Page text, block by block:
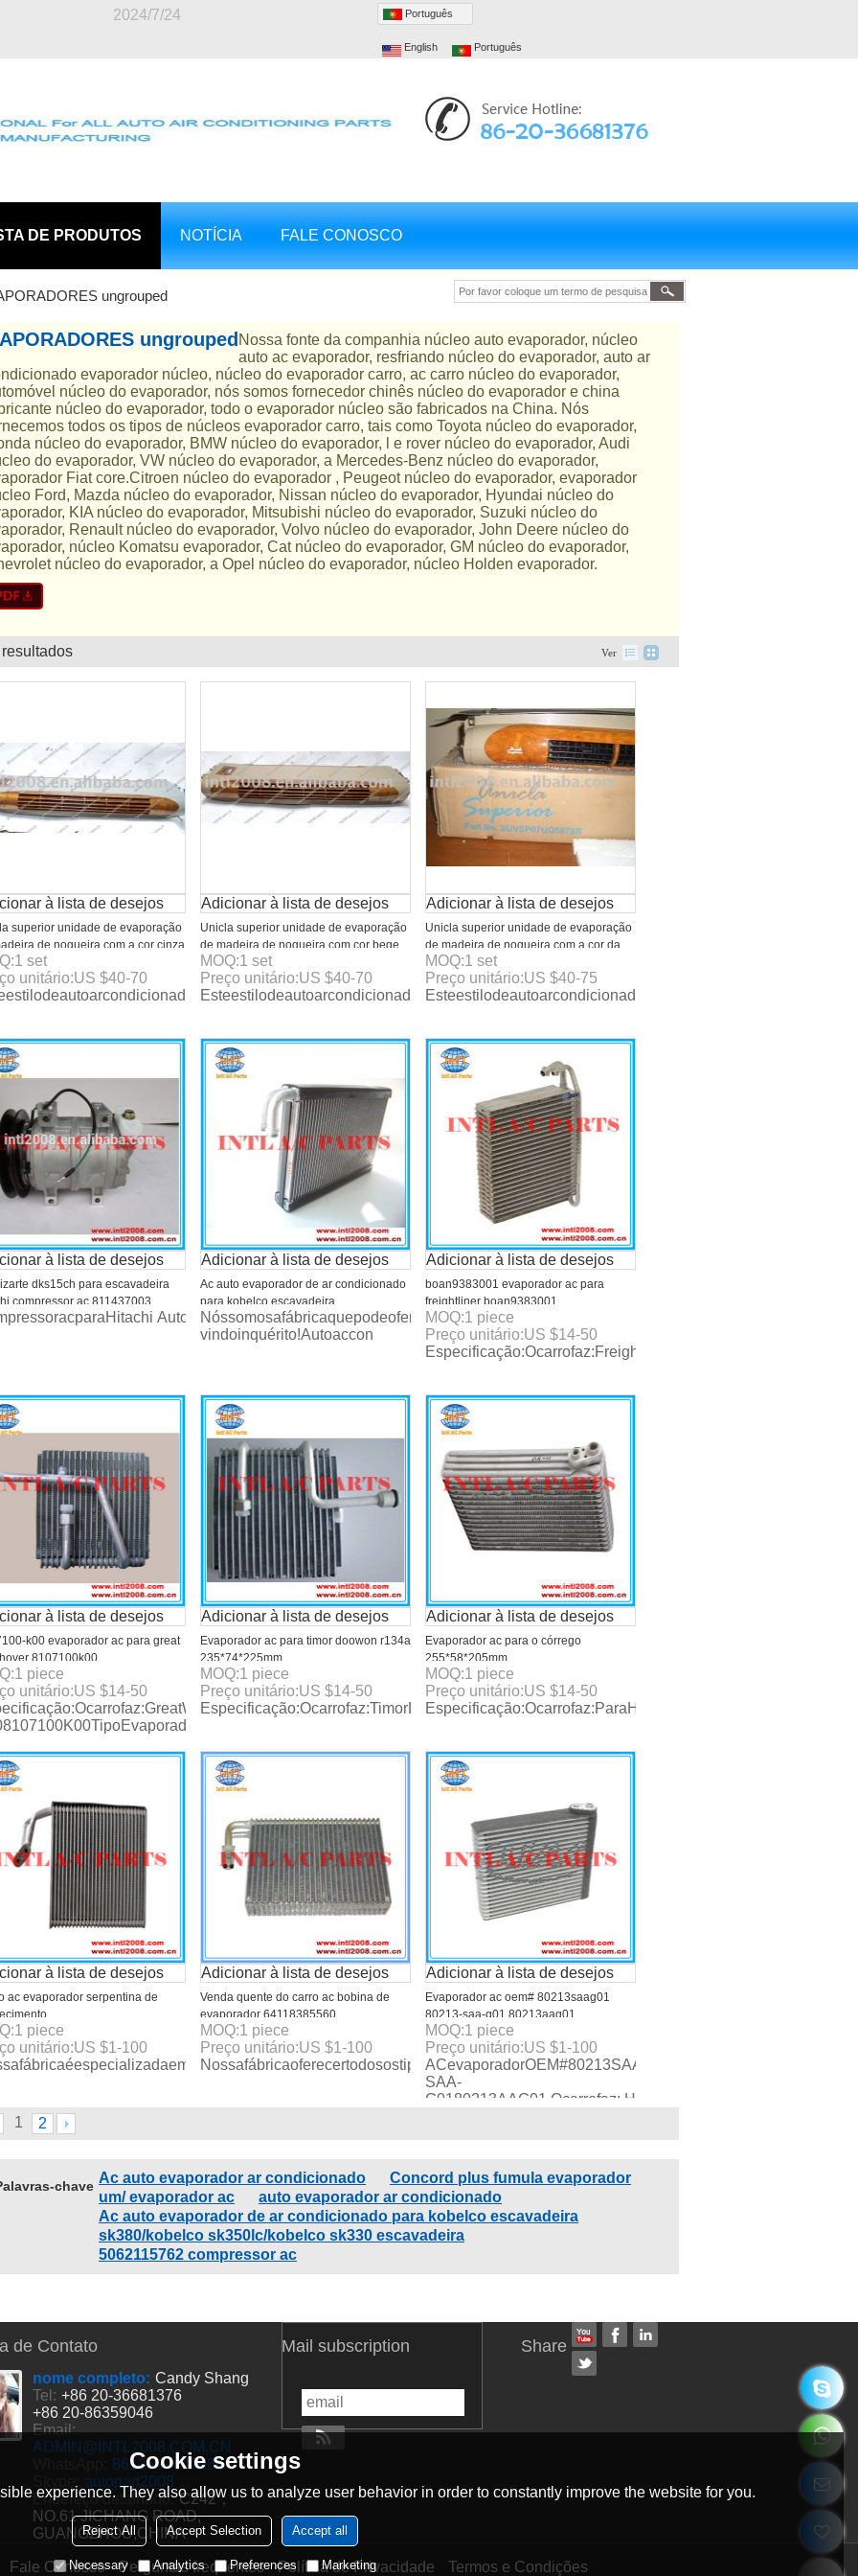
2024/7/24 Português
English Português
DE PRODUTOS NOTÍCIA FALE CONOSCO
ungrouped
ungrouped Nossa fonte da companhia núcleo auto evaporador, núcleo
auto ac evaporador, resfriando núcleo do evaporador, auto ar
evaporador núcleo, núcleo do evaporador carro, ac carro núcleo do evaporador,
núcleo do evaporador, nós somos fornecedor chinês núcleo do evaporador e china
núcleo do evaporador, todo o evaporador núcleo são fabricados na China. Nós
todos os tipos de núcleos evaporador carro, tais como Toyota núcleo do evaporador,
núcleo do evaporador, BMW núcleo do evaporador, l e rover núcleo do evaporador, Audi
do evaporador, VW núcleo do evaporador, a Mercedes-Benz núcleo do evaporador,
Fiat core.Citroen núcleo do evaporador , Peugeot núcleo do evaporador, evaporador
Ford, Mazda núcleo do evaporador, Nissan núcleo do evaporador, Hyundai núcleo do
KIA núcleo do evaporador, Mitsubishi núcleo do evaporador, Suzuki núcleo do
Renault núcleo do evaporador, Volvo núcleo do evaporador, John Deere núcleo do
núcleo Komatsu evaporador, Cat núcleo do evaporador, GM núcleo do evaporador,
núcleo do evaporador, a Opel núcleo do evaporador, núcleo Holden evaporador.
resultados Ver
à lista de desejos
superior unidade de evaporação
de nogueira com a cor cinza
1 set
unitário:US $40-70
Adicionar à lista de desejos
Unicla superior unidade de evaporação
de madeira de nogueira com cor bege
MOQ:1 set
Preço unitário:US $40-70
Esteestilodeautoarcondicionadoevaporadorainformaçãodedetalhesécomoabaixo:
Adicionar à lista de desejos
Unicla superior unidade de evaporação
de madeira de nogueira com a cor da
grelha preto ou cinza de grelha de cor
MOQ:1 set
Preço unitário:US $40-75
à lista de desejos
dks15ch para escavadeira
compressor ac 811437003
5062115762 5060116800AutoArcondicionadoKompressor 1PKDKS15CHA/cbombaÓleodocompressor:PAG46W/
Adicionar à lista de desejos
Ac auto evaporador de ar condicionado
para kobelco escavadeira
sk380/kobelco sk350lc/kobelco sk330
escavadeira
Nóssomosafábricaquepodeoferecertodosostiposdecarroa/
vindoinquérito!Autoaccon
Adicionar à lista de desejos
boan9383001 evaporador ac para
freightliner boan9383001
MOQ:1 piece
Preço unitário:US $14-50
Especificação:Ocarrofaz:Freightliner OE#BOAN9383001
à lista de desejos
k00 evaporador ac para great
8107100k00
1 piece
unitário:US $14-50
OE#8107100-
Adicionar à lista de desejos
Evaporador ac para timor doowon r134a
235*74*225mm
MOQ:1 piece
Preço unitário:US $14-50
Especificação:Ocarrofaz:TimorDoowonR134a
Adicionar à lista de desejos
Evaporador ac para o córrego
255*58*205mm
MOQ:1 piece
Preço unitário:US $14-50
Especificação:Ocarrofaz:ParaHondaStream
à lista de desejos
ac evaporador serpentina de
80211sdaa01
1 piece
unitário:US $1-100
Adicionar à lista de desejos
Venda quente do carro ac bobina de
evaporador 64118385560
200*60*294mm
MOQ:1 piece
Preço unitário:US $1-100
Adicionar à lista de desejos
Evaporador ac oem# 80213saag01
80213-saa-g01 80213aag01
MOQ:1 piece
Preço unitário:US $1-100
ACevaporadorOEM#80213SAAG0180213-
SAA-
G0180213AAG01 Ocarrofaz: HondaFit2007-
1 2
chave Ac auto evaporador ar condicionado
Concord plus fumula evaporador
um/ evaporador ac
auto evaporador ar condicionado
Ac auto evaporador de ar condicionado para kobelco escavadeira
sk380/kobelco sk350lc/kobelco sk330 escavadeira
5062115762 compressor ac
de Contato
nome completo: Candy Shang
Tel: +86 20-36681376
+86 20-86359046
Email:
ADMIN@INTL2008.COM.CN
8613697447086
autopart2008
Endereço detalhado: C242，
NO.61 JICHANG ROAD,
GUANGZHOU,CHINA
Mail subscription Share
Fale Conosco Perguntas frequentes Política de Privacidade Termos e Condições
Cookie settings
experience. They also allow us to analyze user behavior in order to constantly improve the website for you.
Reject All Accept Selection Accept all
Necessary Analytics Preferences Marketing